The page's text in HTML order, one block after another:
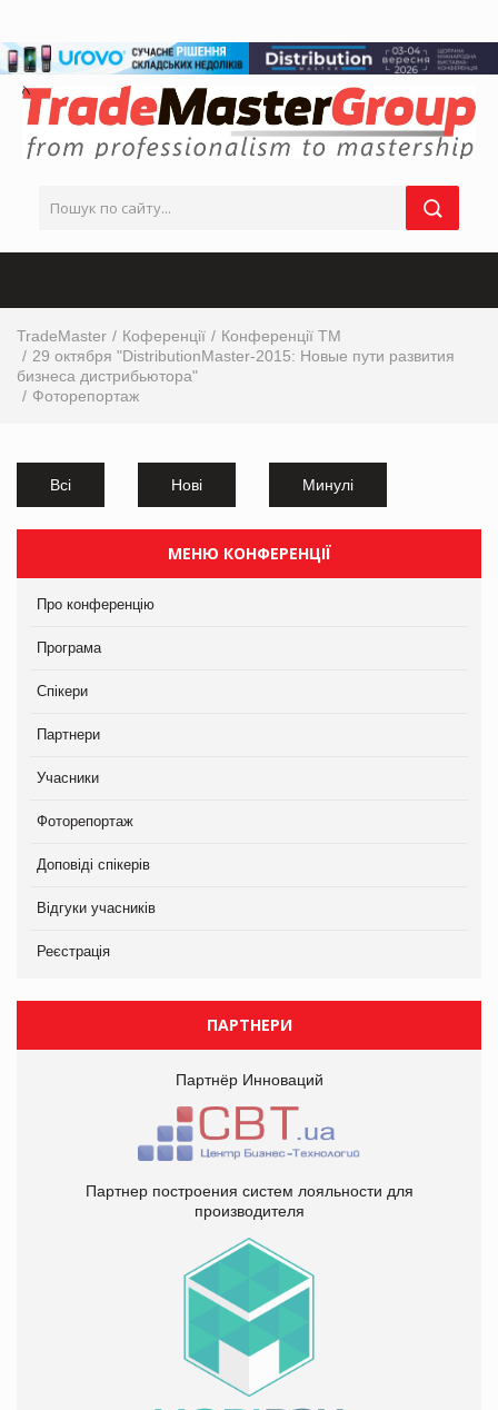
TradeMaster Коференції
Конференції ТМ
29 октября "DistributionMaster-2015: Новые пути развития
бизнеса дистрибьютора"
Фоторепортаж
Всі Нові Минулі
МЕНЮ КОНФЕРЕНЦІЇ
Про конференцію
Програма
Спікери
Партнери
Учасники
Фоторепортаж
Доповіді спікерів
Відгуки учасників
Реєстрація
ПАРТНЕРИ
Партнёр Инноваций
Партнер построения систем лояльности для
производителя